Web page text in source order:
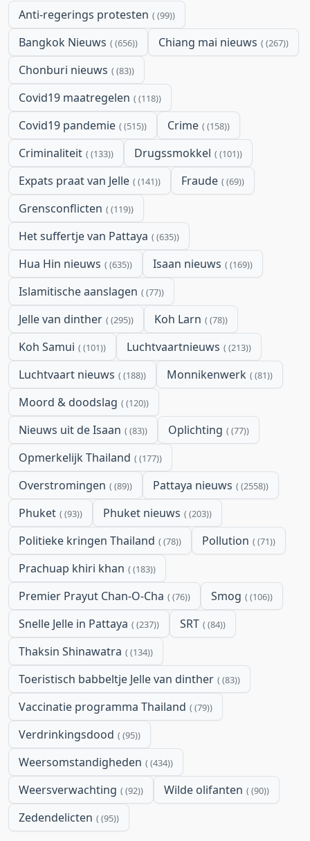
Anti-regerings protesten (99)
Bangkok Nieuws (656) Chiang mai nieuws (267)
Chonburi nieuws (83)
Covid19 maatregelen (118)
Covid19 pandemie (515) Crime (158)
Criminaliteit (133) Drugssmokkel (101)
Expats praat van Jelle (141) Fraude (69)
Grensconflicten (119)
Het suffertje van Pattaya (635)
Hua Hin nieuws (635) Isaan nieuws (169)
Islamitische aanslagen (77)
Jelle van dinther (295) Koh Larn (78)
Koh Samui (101) Luchtvaartnieuws (213)
Luchtvaart nieuws (188) Monnikenwerk (81)
Moord & doodslag (120)
Nieuws uit de Isaan (83) Oplichting (77)
Opmerkelijk Thailand (177)
Overstromingen (89) Pattaya nieuws (2558)
Phuket (93) Phuket nieuws (203)
Politieke kringen Thailand (78) Pollution (71)
Prachuap khiri khan (183)
Premier Prayut Chan-O-Cha (76) Smog (106)
Snelle Jelle in Pattaya (237) SRT (84)
Thaksin Shinawatra (134)
Toeristisch babbeltje Jelle van dinther (83)
Vaccinatie programma Thailand (79)
Verdrinkingsdood (95)
Weersomstandigheden (434)
Weersverwachting (92) Wilde olifanten (90)
Zedendelicten (95)